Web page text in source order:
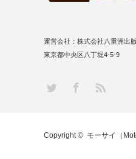
運営会社：株式会社八重洲出
東京都中央区八丁堀4-5-9
Twitter Facebook
RSS
Copyright © モーサイ（